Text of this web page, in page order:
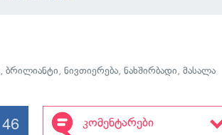
,ბრილიანტი,ნივთიერება,ნახშირბადი,მასალა
46 კომენტარები